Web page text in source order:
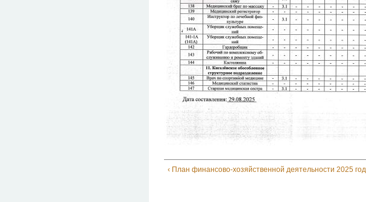
‹ План финансово-хозяйственной деятельности 2025 год